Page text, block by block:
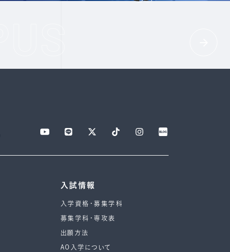
入試情報
入学資格・募集学科
募集学科・専攻表
出願方法
AO入学について